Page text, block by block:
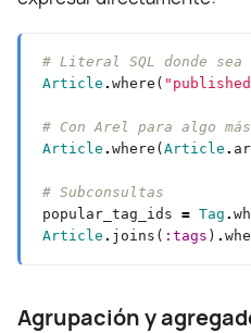
# Literal SQL donde sea
Article . where(
# Con Arel para algo
Article . where(Article .
# Subconsultas
popular_tag_ids = Tag .
Article . joins( :tags ) .
Agrupación y